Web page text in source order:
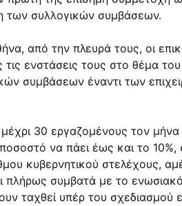
των συλλογικών συμβάσεων.
από την πλευρά τους, οι
ενστάσεις τους στο θέμα
συμβάσεων έναντι των
30 εργαζομένους τον μήνα
να πάει έως και το 10%,
κυβερνητικού στελέχους,
πλήρως συμβατά με το
ταχθεί υπέρ του σχεδιασμού